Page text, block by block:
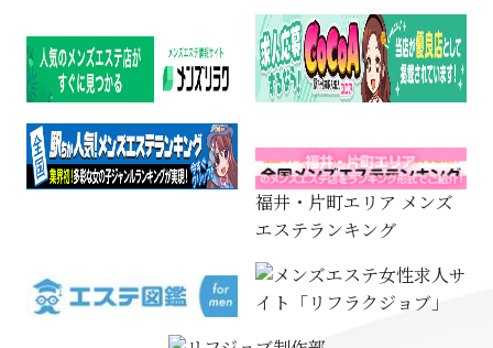
福井・片町エリア メンズ
エステランキング